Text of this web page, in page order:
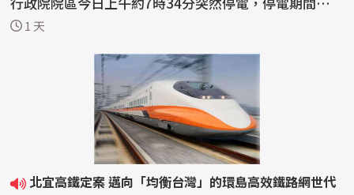
室照...
1 天
北宜高鐵定案 邁向「均衡台灣」的環島高效鐵路網世代